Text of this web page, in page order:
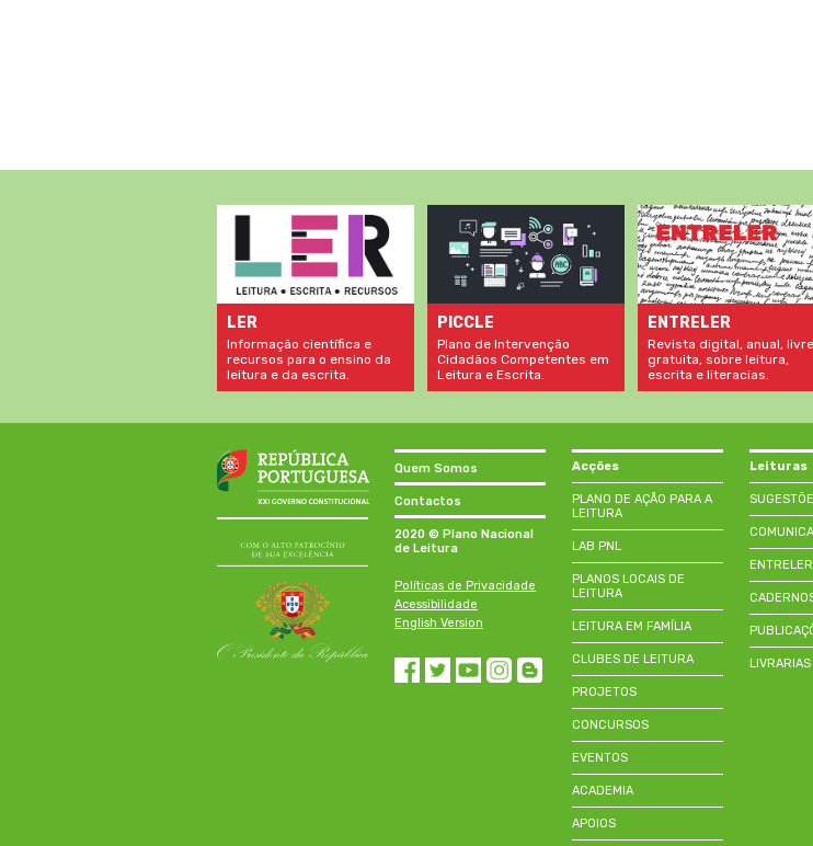
LER
Informação científica e
recursos para o ensino da
leitura e da escrita.
PICCLE
Plano de Intervenção
Cidadãos Competentes em
Leitura e Escrita.
ENTRELER
Revista digital, anual,
gratuita, sobre leitura,
escrita e literacias.
Quem Somos
Contactos
2020 © Plano Nacional
de Leitura
Políticas de Privacidade
Acessibilidade
English Version
Acções
PLANO DE AÇÃO PARA A
LEITURA
LAB PNL
PLANOS LOCAIS DE
LEITURA
LEITURA EM FAMÍLIA
CLUBES DE LEITURA
PROJETOS
CONCURSOS
EVENTOS
ACADEMIA
APOIOS
Leituras
ENTRELER
LIVRARIAS